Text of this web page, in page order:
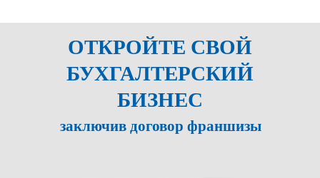
заключив договор франшизы
ОТКРОЙТЕ СВОЙ
БУХГАЛТЕРСКИЙ
БИЗНЕС